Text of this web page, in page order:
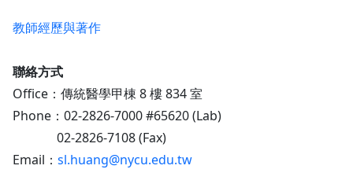
教師經歷與著作
聯絡方式
Office：傳統醫學甲棟 8 樓 834 室
Phone：02-2826-7000 #65620 (Lab)
02-2826-7108 (Fax)
Email： sl.huang@nycu.edu.tw